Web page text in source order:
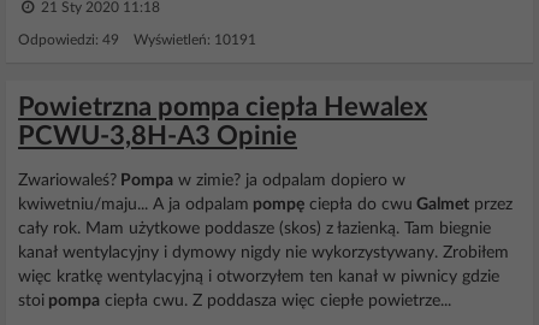
21 Sty 2020 11:18
Odpowiedzi: 49 Wyświetleń: 10191
Powietrzna pompa ciepła Hewalex
PCWU-3,8H-A3 Opinie
Zwariowaleś? Pompa w zimie? ja odpalam dopiero w
kwiwetniu/maju... A ja odpalam pompę ciepła do cwu Galmet przez
cały rok. Mam użytkowe poddasze (skos) z łazienką. Tam biegnie
kanał wentylacyjny i dymowy nigdy nie wykorzystywany. Zrobiłem
więc kratkę wentylacyjną i otworzyłem ten kanał w piwnicy gdzie
stoi pompa ciepła cwu. Z poddasza więc ciepłe powietrze...